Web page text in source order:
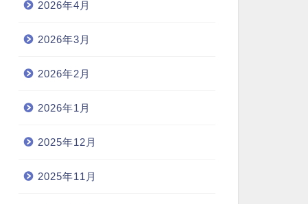
2026年4月
2026年3月
2026年2月
2026年1月
2025年12月
2025年11月